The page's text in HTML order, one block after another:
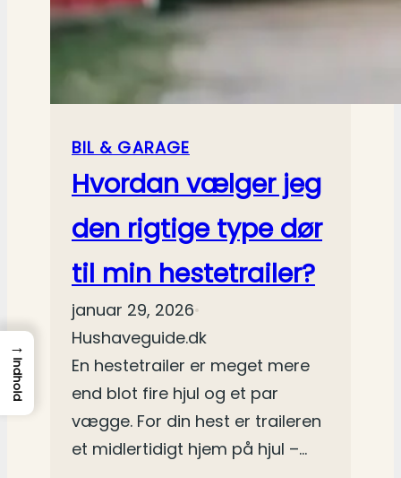
BIL & GARAGE
Hvordan vælger jeg
den rigtige type dør
til min hestetrailer?
januar 29, 2026•
Hushaveguide.dk
En hestetrailer er meget mere
end blot fire hjul og et par
vægge. For din hest er traileren
et midlertidigt hjem på hjul –…
→
Indhold